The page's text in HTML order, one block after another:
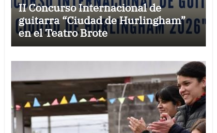
II Concurso Internacional de
guitarra “Ciudad de Hurlingham”
en el Teatro Brote